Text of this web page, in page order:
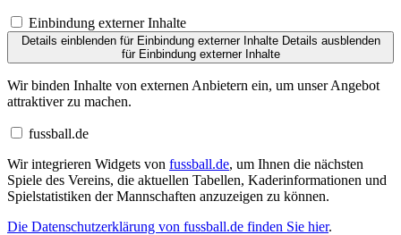
Einbindung externer Inhalte
Details einblendenfür Einbindung externer Inhalte Details ausblenden
für Einbindung externer Inhalte
Wir binden Inhalte von externen Anbietern ein, um unser Angebot
attraktiver zu machen.
fussball.de
Wir integrieren Widgets von fussball.de, um Ihnen die nächsten
Spiele des Vereins, die aktuellen Tabellen, Kaderinformationen und
Spielstatistiken der Mannschaften anzuzeigen zu können.
Die Datenschutzerklärung von fussball.de finden Sie hier.